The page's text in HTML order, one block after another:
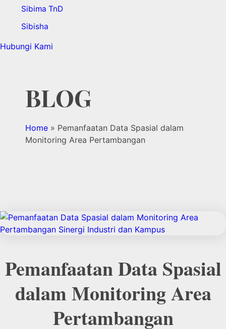
Sibima TnD
Sibisha
Hubungi Kami
Home » Pemanfaatan Data Spasial dalam
Monitoring Area Pertambangan
Pemanfaatan Data Spasial
dalam Monitoring Area
Pertambangan